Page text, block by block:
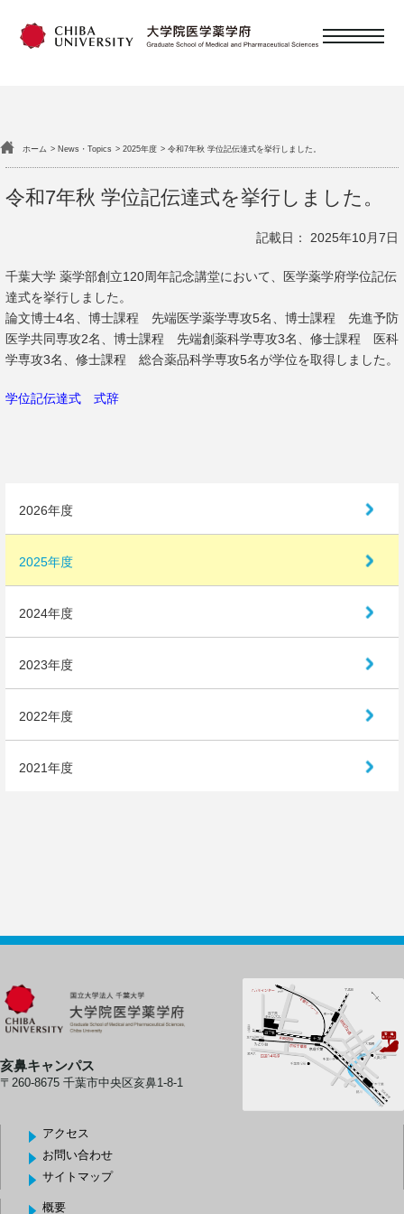
概要
研究・教員
ホーム News・Topics 2025年度 令和7年秋 学位記伝達式を挙行しました。
令和7年秋 学位記伝達式を挙行しました。
記載日： 2025年10月7日
千葉大学 薬学部創立120周年記念講堂において、医学薬学府学位記伝
達式を挙行しました。
論文博士4名、博士課程 先端医学薬学専攻5名
、博士課程 先進予防
医学共同専攻2名、博士課程 先端創薬科学専攻3名、修士課程 医科
学専攻3名、修士課程 総合薬品科学専攻5名が学位を取得しました。
学位記伝達式 式辞
2026年度
2025年度
2024年度
2023年度
2022年度
2021年度
亥鼻キャンパス
〒260-8675 千葉市中央区亥鼻1-8-1
アクセス
お問い合わせ
サイトマップ
概要